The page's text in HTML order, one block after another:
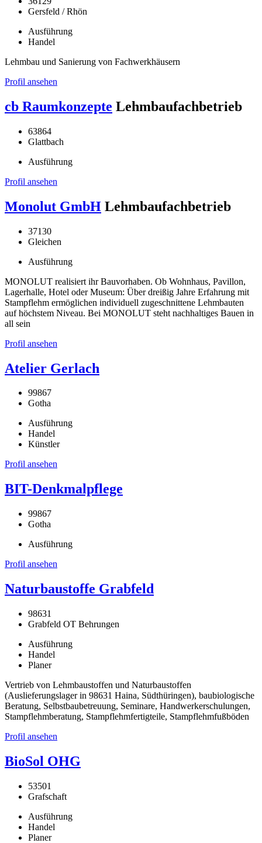
Gersfeld / Rhön
Ausführung
Handel
Lehmbau und Sanierung von Fachwerkhäusern
Profil ansehen
cb Raumkonzepte Lehmbaufachbetrieb
63864
Glattbach
Ausführung
Profil ansehen
Monolut GmbH Lehmbaufachbetrieb
37130
Gleichen
Ausführung
MONOLUT realisiert ihr Bauvorhaben. Ob Wohnhaus, Pavillon,
Lagerhalle, Hotel oder Museum: Über dreißig Jahre Erfahrung mit
Stampflehm ermöglichen individuell zugeschnittene Lehmbauten
auf höchstem Niveau. Bei MONOLUT steht nachhaltiges Bauen in
all sein
Profil ansehen
Atelier Gerlach
99867
Gotha
Ausführung
Handel
Künstler
Profil ansehen
BIT-Denkmalpflege
99867
Gotha
Ausführung
Profil ansehen
Naturbaustoffe Grabfeld
98631
Grabfeld OT Behrungen
Ausführung
Handel
Planer
Vertrieb von Lehmbaustoffen und Naturbaustoffen
(Auslieferungslager in 98631 Haina, Südthüringen), baubiologische
Beratung, Selbstbaubetreuung, Seminare, Handwerkerschulungen,
Stampflehmberatung, Stampflehmfertigteile, Stampflehmfußböden
Profil ansehen
BioSol OHG
53501
Grafschaft
Ausführung
Handel
Planer